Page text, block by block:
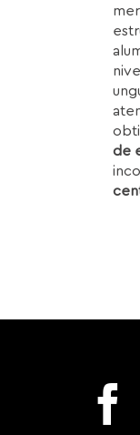
de